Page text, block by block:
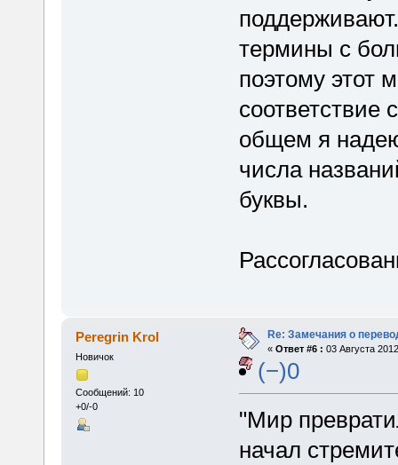
термины с
поэтому этот
соответствие
общем я
числа
буквы.
Peregrin Krol
Новичок
Сообщений: 10
+0/-0
Re: Замечания о
« Ответ #6 : 03 Августа
(−)0
"Мир
начал